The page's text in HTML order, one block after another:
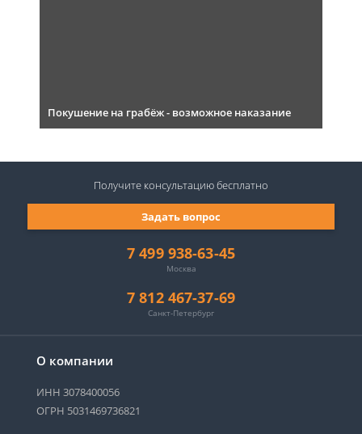
Покушение на грабёж - возможное наказание
О компании
ИНН 3078400056
ОГРН 5031469736821
7 499 938-63-45
Москва
7 812 467-37-69
Санкт-Петербург
Задать вопрос
Получите консультациюбесплатно